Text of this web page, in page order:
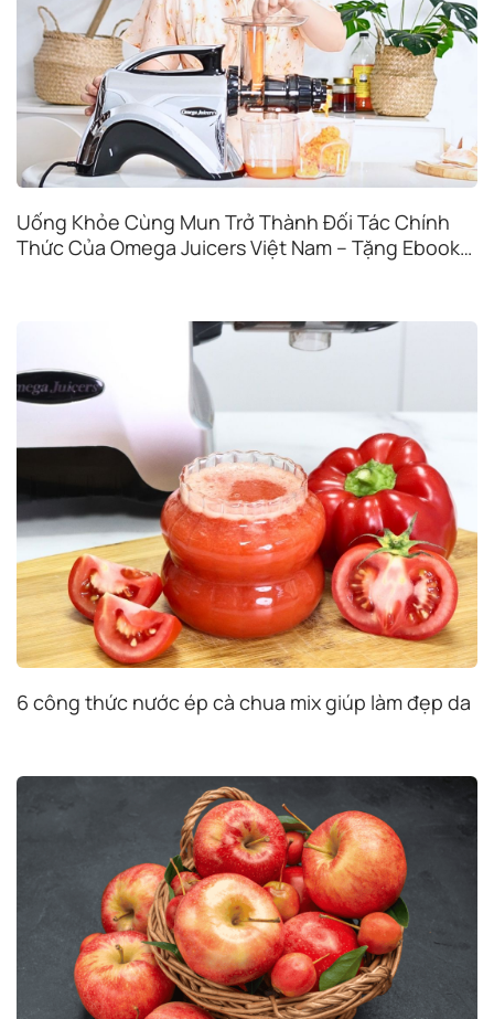
Uống Khỏe Cùng Mun Trở Thành Đối Tác Chính
Thức Của Omega Juicers Việt Nam – Tặng Ebook
6 công thức nước ép cà chua mix giúp làm đẹp da